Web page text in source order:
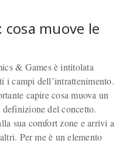
muove le
& Games è intitolata
i campi dell’intrattenimento.
capire cosa muova un
del concetto.
sua comfort zone e arrivi a
Per me è un elemento